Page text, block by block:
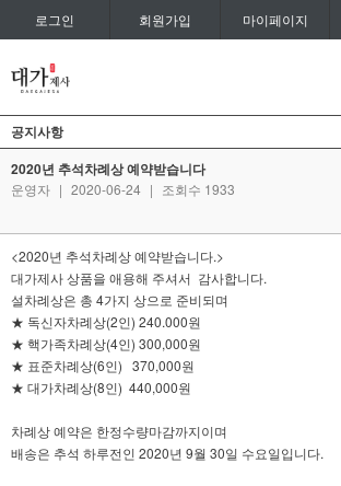
로그인 회원가입 마이페이지
공지사항
2020년 추석차례상 예약받습니다
운영자 | 2020-06-24 | 조회수 1933
<2020년 추석차례상 예약받습니다.>
대가제사 상품을 애용해 주셔서 감사합니다.
설차례상은 총 4가지 상으로 준비되며
★ 독신자차례상(2인) 240.000원
★ 핵가족차례상(4인) 300,000원
★ 표준차례상(6인) 370,000원
★ 대가차례상(8인) 440,000원
차례상 예약은 한정수량마감까지이며
배송은 추석 하루전인 2020년 9월 30일 수요일입니다.